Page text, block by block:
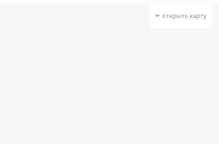
открыть карту